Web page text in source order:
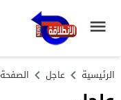
الرئيسية عاجل الصفحة 18